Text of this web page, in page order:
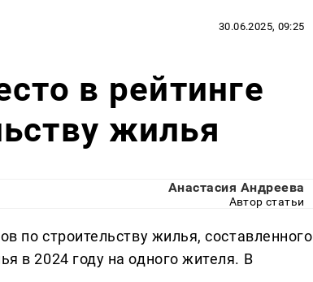
30.06.2025, 09:25
в рейтинге
жилья
Анастасия Андреева
Автор статьи
по строительству жилья, составленного
в 2024 году на одного жителя. В